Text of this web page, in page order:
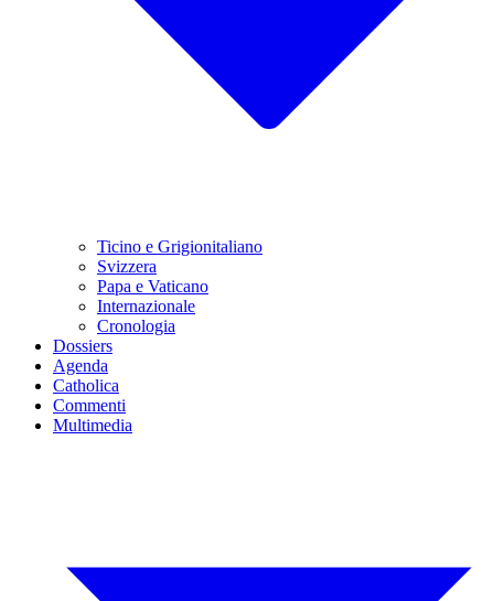
Ticino e Grigionitaliano
Svizzera
Papa e Vaticano
Internazionale
Cronologia
Dossiers
Agenda
Catholica
Commenti
Multimedia